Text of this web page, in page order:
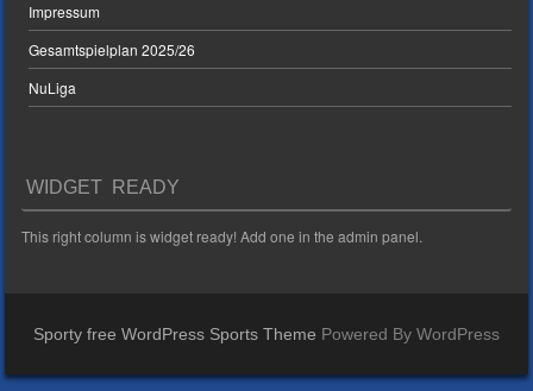
Impressum
Gesamtspielplan 2025/26
NuLiga
WIDGET READY
This right column is widget ready! Add one in the admin panel.
Sporty free WordPress Sports Theme Powered By WordPress